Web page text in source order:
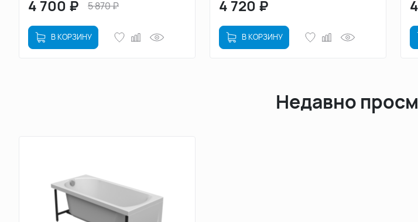
4 700 ₽ 5 870₽
В КОРЗИНУ
4 720 ₽
В КОРЗИНУ
Недавно